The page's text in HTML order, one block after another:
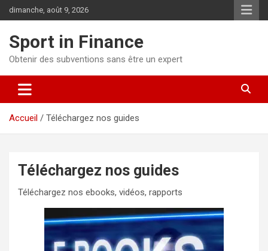
dimanche, août 9, 2026
Sport in Finance
Obtenir des subventions sans être un expert
Accueil Téléchargez nos guides
Téléchargez nos guides
Téléchargez nos ebooks, vidéos, rapports